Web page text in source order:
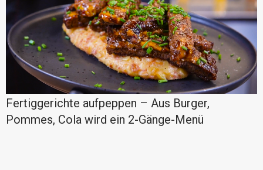
Fertiggerichte aufpeppen – Aus Burger,
Pommes, Cola wird ein 2-Gänge-Menü